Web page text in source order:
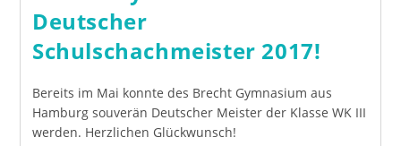
Deutscher
Schulschachmeister 2017!
Bereits im Mai konnte des Brecht Gymnasium aus
Hamburg souverän Deutscher Meister der Klasse WK III
werden. Herzlichen Glückwunsch!